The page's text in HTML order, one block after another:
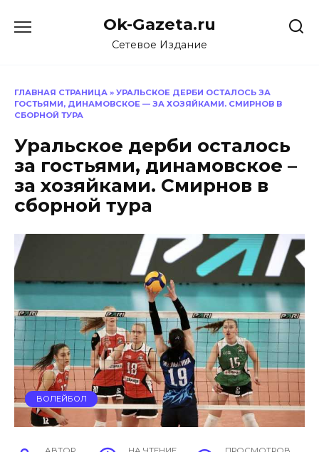
Ok-Gazeta.ru
Сетевое Издание
ГЛАВНАЯ СТРАНИЦА » УРАЛЬСКОЕ ДЕРБИ ОСТАЛОСЬ ЗА
ГОСТЬЯМИ, ДИНАМОВСКОЕ — ЗА ХОЗЯЙКАМИ. СМИРНОВ В
СБОРНОЙ ТУРА
Уральское дерби осталось
за гостьями, динамовское –
за хозяйками. Смирнов в
сборной тура
ВОЛЕЙБОЛ